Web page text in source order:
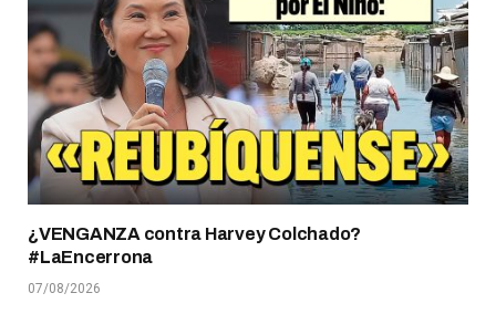
¿VENGANZA contra Harvey Colchado?
#LaEncerrona
07/08/2026